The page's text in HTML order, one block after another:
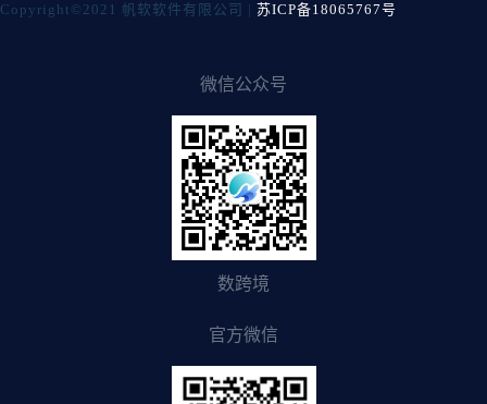
Copyright©2021 帆软软件有限公司 | 苏ICP备18065767号
微信公众号
数跨境
官方微信